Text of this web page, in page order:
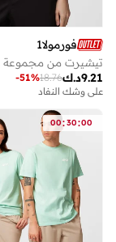
فورمولا1
د.ك9.21
18.76
-51%
على وشك النفاد
00:30:00